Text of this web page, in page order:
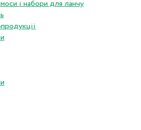
і набори для ланчу